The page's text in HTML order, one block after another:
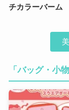
チカラーバーム
「バッグ・小